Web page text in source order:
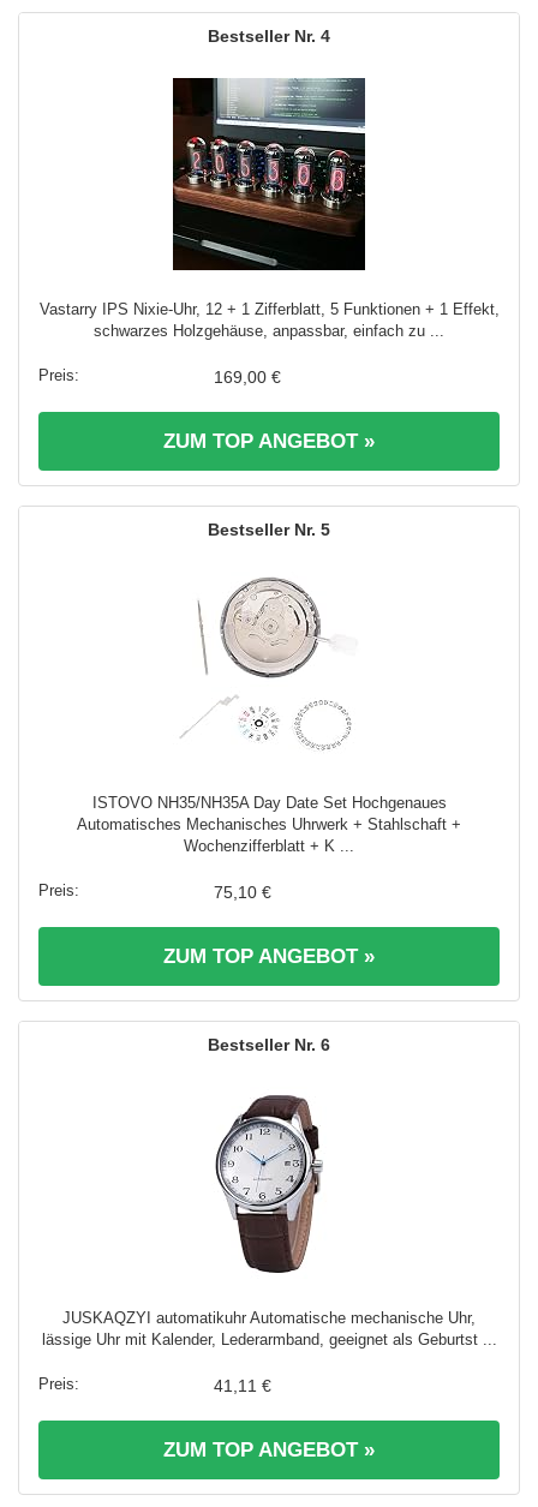
4
Vastarry IPS Nixie-Uhr, 12 + 1 Zifferblatt, 5 Funktionen + 1 Effekt,
schwarzes Holzgehäuse, anpassbar, einfach zu ...
169,00 €
ZUM TOP ANGEBOT »
5
ISTOVO NH35/NH35A Day Date Set Hochgenaues
Automatisches Mechanisches Uhrwerk + Stahlschaft +
Wochenzifferblatt + K ...
75,10 €
ZUM TOP ANGEBOT »
6
JUSKAQZYI automatikuhr Automatische mechanische Uhr,
lässige Uhr mit Kalender, Lederarmband, geeignet als Geburtst ...
41,11 €
ZUM TOP ANGEBOT »